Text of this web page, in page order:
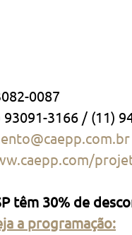
0087
93091-3166 / (11)
têm 30% de
a programação: